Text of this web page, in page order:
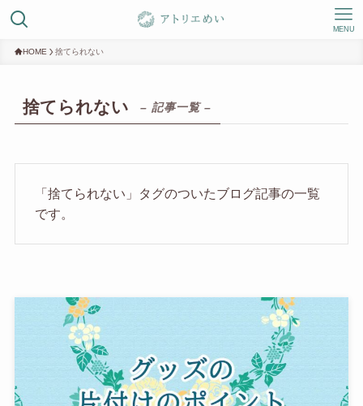
MENU
HOME 捨てられない
捨てられない – 記事一覧 –
「捨てられない」タグのついたブログ記事の一覧
です。